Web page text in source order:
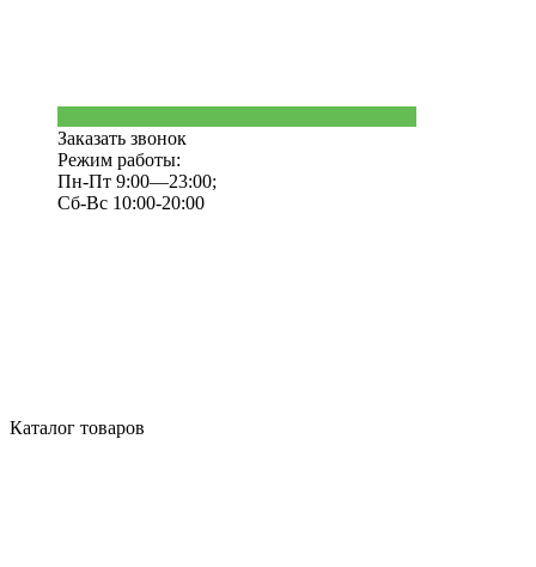
Заказать звонок
Режим работы:
Пн-Пт 9:00—23:00;
Сб-Вс 10:00-20:00
Каталог товаров